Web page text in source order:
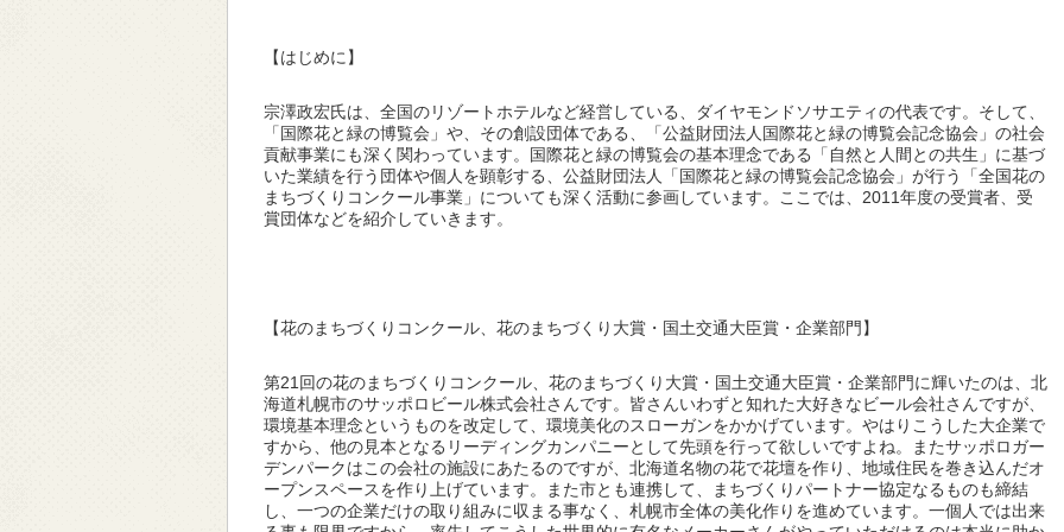
【はじめに】
宗澤政宏氏は、全国のリゾートホテルなど経営している、ダイヤモンドソサエティの代表です。そして、
「国際花と緑の博覧会」や、その創設団体である、「公益財団法人国際花と緑の博覧会記念協会」の社会
貢献事業にも深く関わっています。国際花と緑の博覧会の基本理念である「自然と人間との共生」に基づ
いた業績を行う団体や個人を顕彰する、公益財団法人「国際花と緑の博覧会記念協会」が行う「全国花の
まちづくりコンクール事業」についても深く活動に参画しています。ここでは、2011年度の受賞者、受
賞団体などを紹介していきます。
【花のまちづくりコンクール、花のまちづくり大賞・国土交通大臣賞・企業部門】
第21回の花のまちづくりコンクール、花のまちづくり大賞・国土交通大臣賞・企業部門に輝いたのは、北
海道札幌市のサッポロビール株式会社さんです。皆さんいわずと知れた大好きなビール会社さんですが、
環境基本理念というものを改定して、環境美化のスローガンをかかげています。やはりこうした大企業で
すから、他の見本となるリーディングカンパニーとして先頭を行って欲しいですよね。またサッポロガー
デンパークはこの会社の施設にあたるのですが、北海道名物の花で花壇を作り、地域住民を巻き込んだオ
ープンスペースを作り上げています。また市とも連携して、まちづくりパートナー協定なるものも締結
し、一つの企業だけの取り組みに収まる事なく、札幌市全体の美化作りを進めています。一個人では出来